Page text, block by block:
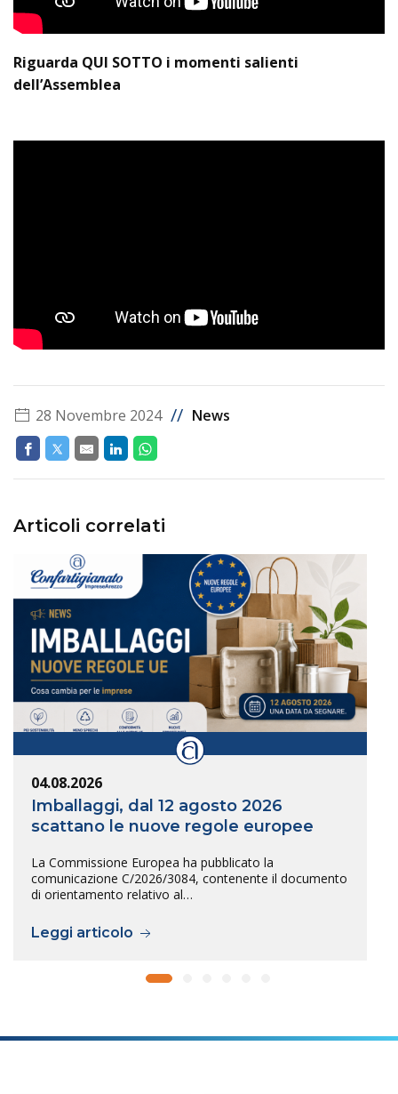
Riguarda QUI SOTTO i momenti salienti
dell’Assemblea
28 Novembre 2024 // News
Articoli correlati
04.08.2026
Imballaggi, dal 12 agosto 2026
scattano le nuove regole europee
La Commissione Europea ha pubblicato la
comunicazione C/2026/3084, contenente il documento
di orientamento relativo al…
Leggi articolo